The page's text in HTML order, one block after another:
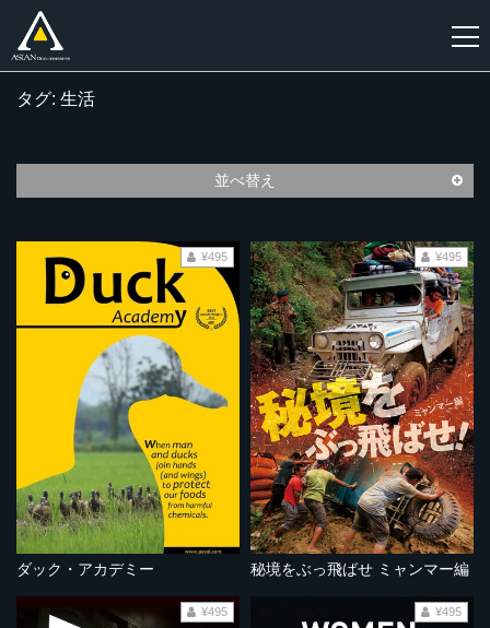
タグ: 生活
並べ替え
ダック・アカデミー
¥495
秘境をぶっ飛ばせ ミャンマー編
¥495
¥495 ¥495